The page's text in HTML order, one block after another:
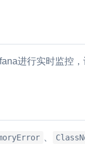
进行实时监控